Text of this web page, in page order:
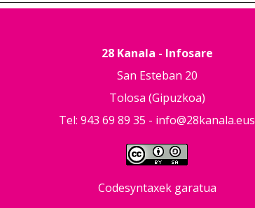
28 Kanala - Infosare
San Esteban 20
Tolosa (Gipuzkoa)
Tel: 943 69 89 35 - info@28kanala.eus
Codesyntaxek garatua